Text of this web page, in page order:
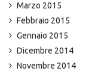
Marzo 2015
Febbraio 2015
Gennaio 2015
Dicembre 2014
Novembre 2014